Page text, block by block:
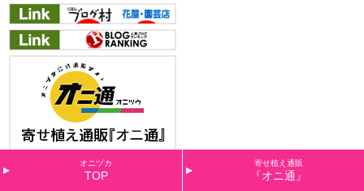
オニヅカ
TOP
寄せ植え通販
『オニ通』